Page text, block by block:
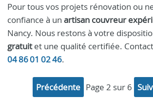
Pour tous vos projets rénovation ou
confiance à un artisan couvreur
Nancy. Nous restons à votre
gratuitet une qualité certifiée.
04 86 01 02 46.
précédente page 2 sur 6